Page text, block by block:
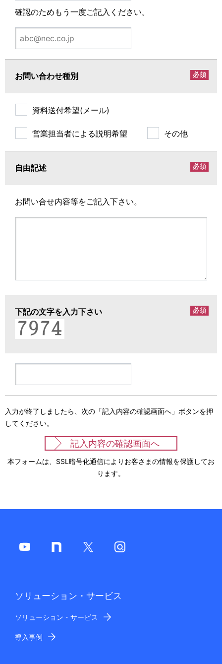
確認のためもう一度ご記入ください。
お問い合わせ種別 必須
資料送付希望(メール)
営業担当者による説明希望 その他
自由記述 必須
お問い合せ内容等をご記入下さい。
下記の文字を入力下さい 必須
入力が終了しましたら、次の「記入内容の確認画面へ」ボタンを押
してください。
本フォームは、SSL暗号化通信によりお客さまの情報を保護してお
ります。
ソリューション・サービス
ソリューション・サービス
導入事例